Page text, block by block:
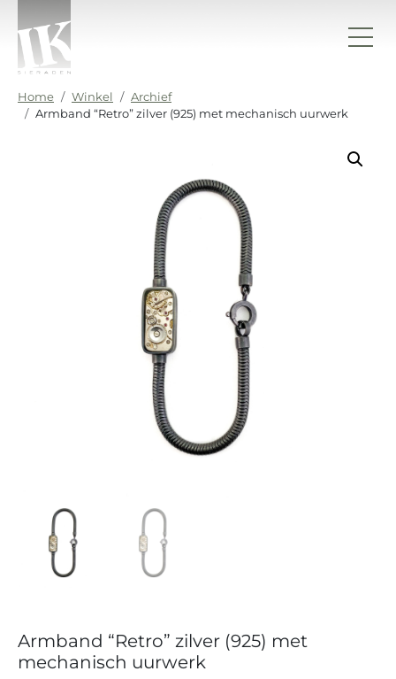
IK sieraden
Home Winkel
Archief
Armband “Retro” zilver (925) met mechanisch uurwerk
Armband “Retro” zilver (925) met
mechanisch uurwerk